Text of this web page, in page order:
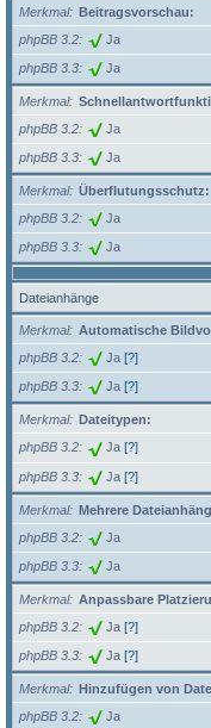
Merkmal
Beitragsvorschau:
phpBB 3.2
Ja
phpBB 3.3 Ja
Merkmal
phpBB 3.2
Ja
phpBB 3.3 Ja
Merkmal
Überflutungsschutz:
phpBB 3.2
Ja
phpBB 3.3 Ja
Dateianhänge
Merkmal
Automatische
phpBB 3.2
Ja [?]
phpBB 3.3 Ja [?]
Merkmal
Dateitypen:
phpBB 3.2
Ja [?]
phpBB 3.3 Ja [?]
Merkmal
Mehrere
phpBB 3.2
Ja
phpBB 3.3 Ja
Merkmal
Anpassbare
phpBB 3.2
Ja [?]
phpBB 3.3 Ja [?]
Merkmal
Hinzufügen von
phpBB 3.2
Ja